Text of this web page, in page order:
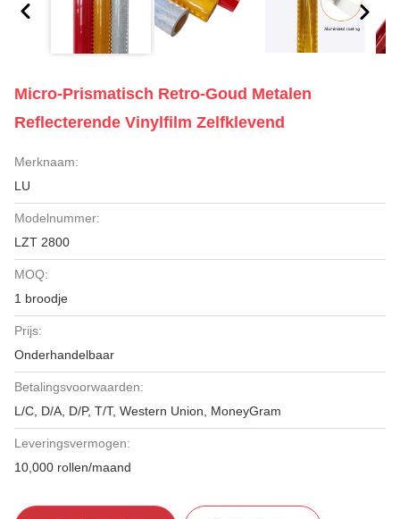
Micro-Prismatisch Retro-Goud Metalen
Reflecterende Vinylfilm Zelfklevend
Merknaam:
LU
Modelnummer:
LZT 2800
MOQ:
1 broodje
Prijs:
Onderhandelbaar
Betalingsvoorwaarden:
L/C, D/A, D/P, T/T, Western Union, MoneyGram
Leveringsvermogen:
10,000 rollen/maand